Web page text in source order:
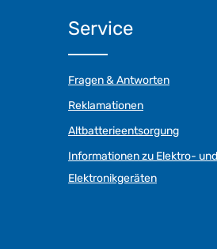
Service
Fragen & Antworten
Reklamationen
Altbatterieentsorgung
Informationen zu Elektro- und
Elektronikgeräten